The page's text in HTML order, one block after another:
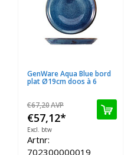
GenWare Aqua Blue bord
plat Ø19cm doos à 6
€67,20AVP
€57,12*
Excl. btw
Artnr:
702300000019